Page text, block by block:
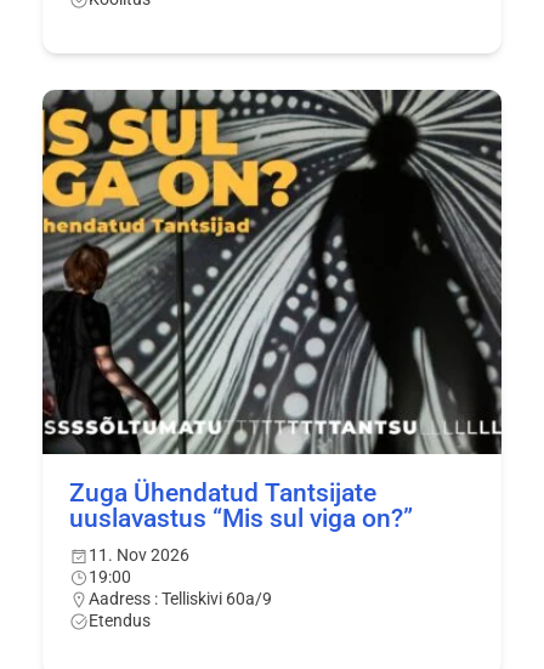
Zuga Ühendatud Tantsijate
uuslavastus “Mis sul viga on?”
11. Nov 2026
19:00
Aadress : Telliskivi 60a/9
Etendus